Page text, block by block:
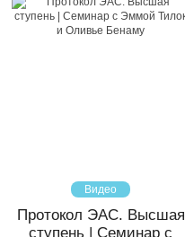
Видео
Протокол ЭАС. Высшая
ступень | Семинар с